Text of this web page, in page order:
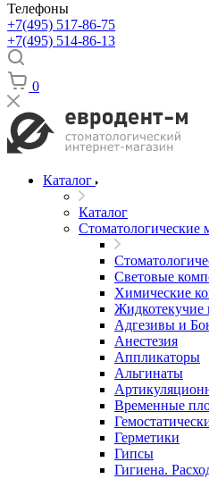
Телефоны
+7(495) 517-86-75
+7(495) 514-86-13
0
Каталог
Каталог
Стоматологические
Световые
Химические
Жидкотекучие
Адгезивы и
Анестезия
Аппликаторы
Альгинаты
Временные
Герметики
Гипсы
Гигиена.